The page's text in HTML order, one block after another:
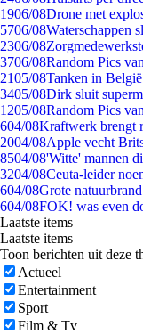
1906/08Drone met
5706/08Waterschappen
2306/08
3706/08Random Pics
2105/08Tanken in
3405/08Dirk sluit
1205/08Random Pics
604/08Kraftwerk brengt
2004/08Apple vecht
8504/08'Witte' mannen
3204/08Ceuta-leider
604/08Grote
604/08FOK! was even
Laatste items
Laatste items
Toon berichten uit deze
Actueel
Entertainment
Sport
Film & Tv